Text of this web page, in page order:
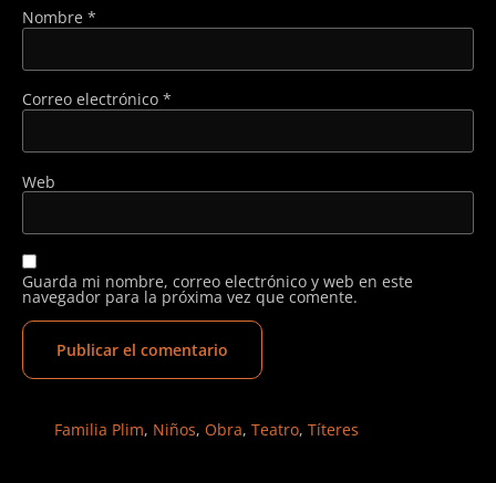
Nombre *
Correo electrónico *
Web
Guarda mi nombre, correo electrónico y web en este
navegador para la próxima vez que comente.
Familia Plim, Niños, Obra, Teatro, Títeres